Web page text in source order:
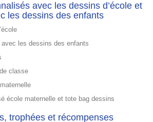
avec les dessins d’école et
les dessins des enfants
les dessins des enfants
classe
école maternelle et tote bag dessins
trophées et récompenses